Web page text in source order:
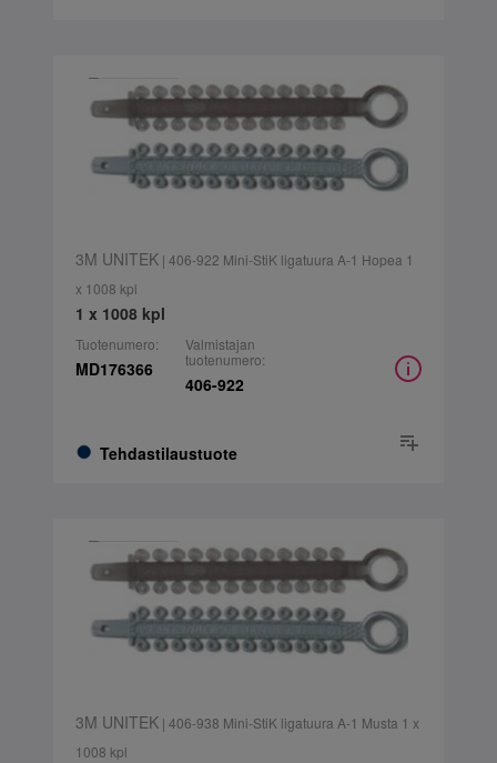
3M UNITEK| 406-922 Mini-StiK ligatuura A-1 Hopea 1
x 1008 kpl
1 x 1008 kpl
Tuotenumero:
MD176366
Tehdastilaustuote
Valmistajan
tuotenumero:
406-922
3M UNITEK| 406-938 Mini-StiK ligatuura A-1 Musta 1 x
1008 kpl